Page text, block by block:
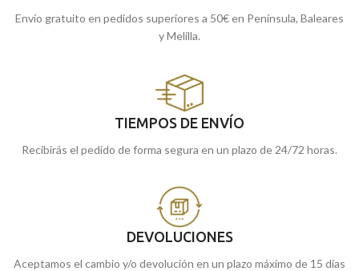
Envío gratuito en pedidos superiores a 50€ en Península, Baleares
y Melilla.
TIEMPOS DE ENVÍO
Recibirás el pedido de forma segura en un plazo de 24/72 horas.
DEVOLUCIONES
Aceptamos el cambio y/o devolución en un plazo máximo de 15 días